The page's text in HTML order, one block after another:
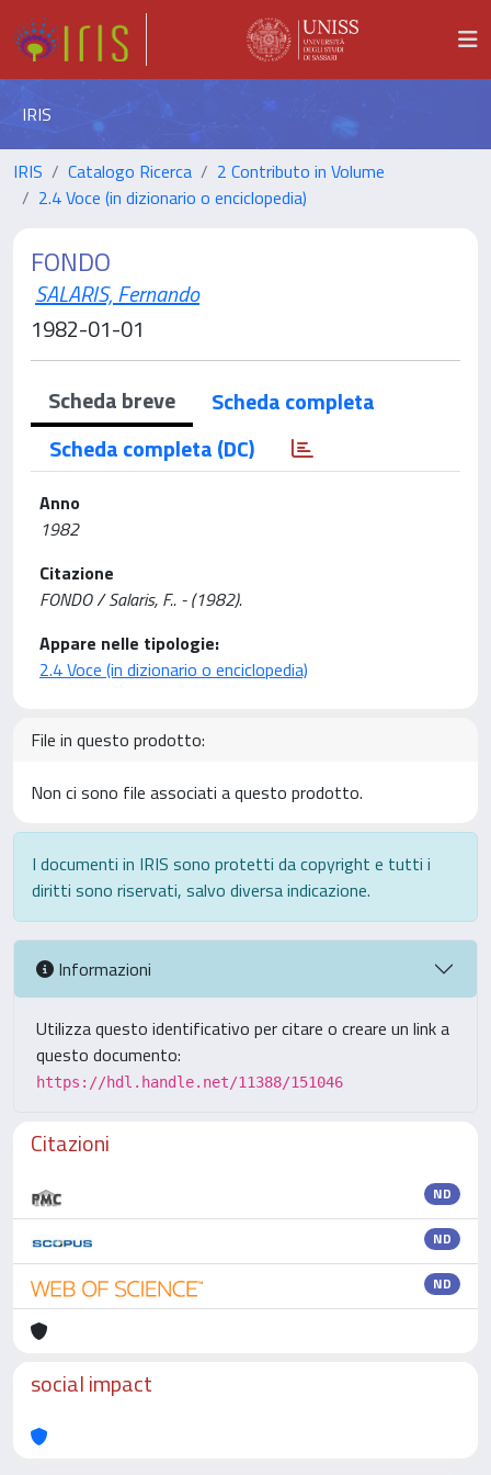
IRIS
IRIS Catalogo Ricerca
2 Contributo in Volume
2.4 Voce (in dizionario o enciclopedia)
FONDO
SALARIS, Fernando
1982-01-01
Scheda breve
Scheda completa
Scheda completa (DC)
Anno
1982
Citazione
FONDO / Salaris, F.. - (1982).
Appare nelle tipologie:
2.4 Voce (in dizionario o enciclopedia)
File in questo prodotto:
Non ci sono file associati a questo prodotto.
I documenti in IRIS sono protetti da copyright e tutti i
diritti sono riservati, salvo diversa indicazione.
Informazioni
Utilizza questo identificativo per citare o creare un link a
questo documento:
https://hdl.handle.net/11388/151046
Citazioni
ND
ND
ND
social impact